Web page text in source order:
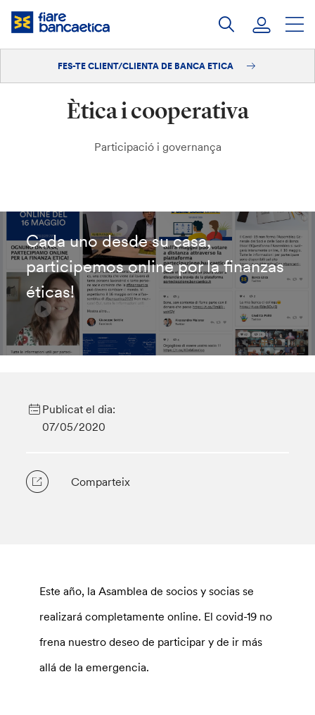
Salta
Iniciar sessió
Fes-te'n client/clienta
FES-TE CLIENT/CLIENTA DE BANCA ETICA
Ètica i cooperativa
Participació i governança
Cada uno desde su casa,
participemos online por la finanzas
éticas!
Publicat el dia:
07/05/2020
Comparteix
Este año, la Asamblea de socios y socias se
realizará completamente online. El covid-19 no
frena nuestro deseo de participar y de ir más
allá de la emergencia.